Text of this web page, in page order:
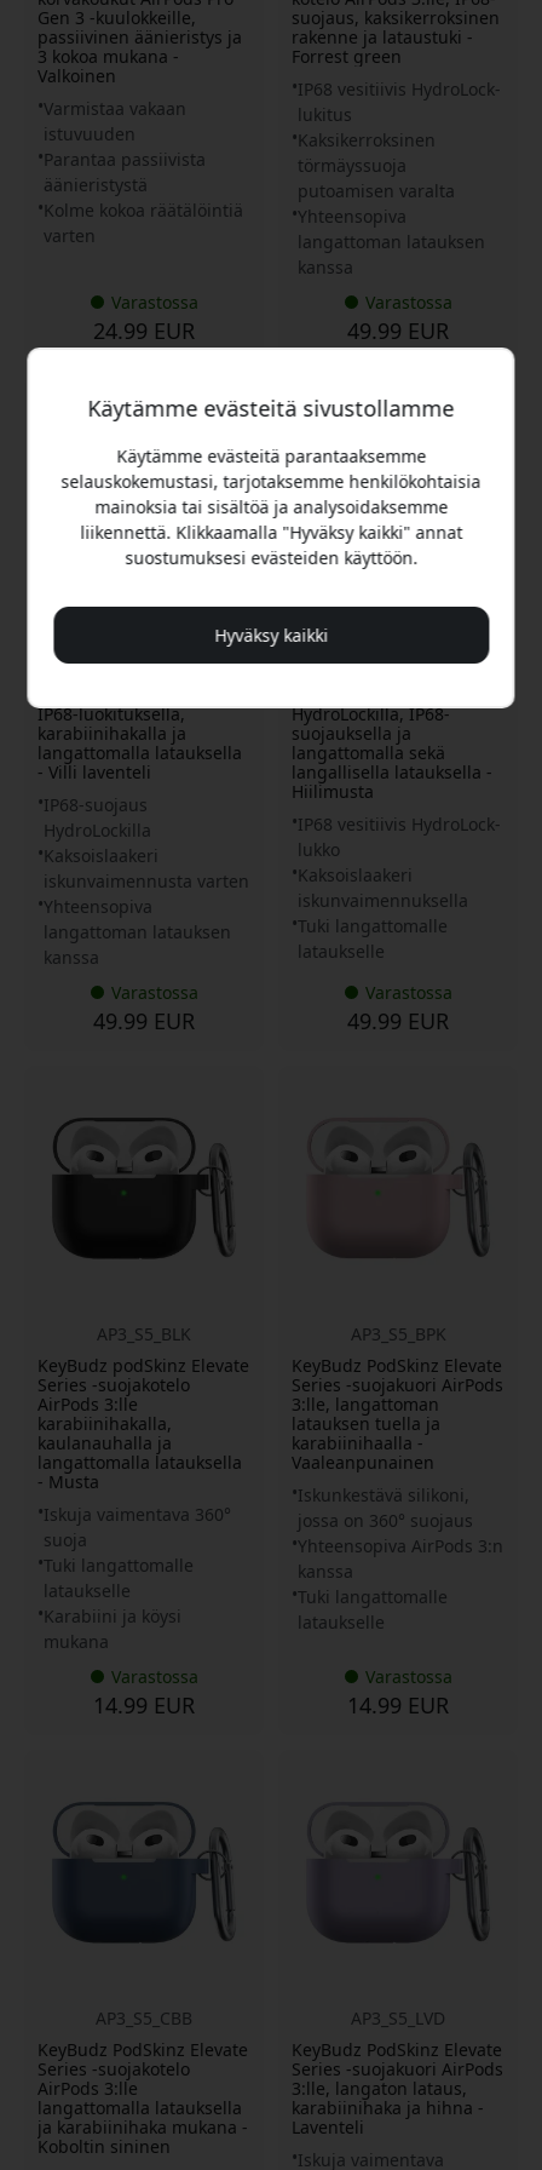
Gen 3 -kuulokkeille,
passiivinen äänieristys ja
3 kokoa mukana -
Valkoinen
Varmistaa vakaan
istuvuuden
Parantaa passiivista
äänieristystä
Kolme kokoa räätälöintiä
varten
Varastossa
24.99 EUR
suojaus, kaksikerroksinen
rakenne ja lataustuki -
Forrest green
IP68 vesitiivis HydroLock-
lukitus
Kaksikerroksinen
törmäyssuoja
putoamisen varalta
Yhteensopiva
langattoman latauksen
kanssa
Varastossa
49.99 EUR
IP68-luokituksella,
karabiinihakalla ja
langattomalla latauksella
- Villi laventeli
IP68-suojaus
HydroLockilla
Kaksoislaakeri
iskunvaimennusta varten
Yhteensopiva
langattoman latauksen
kanssa
Varastossa
49.99 EUR
HydroLockilla, IP68-
suojauksella ja
langattomalla sekä
langallisella latauksella -
Hiilimusta
IP68 vesitiivis HydroLock-
lukko
Kaksoislaakeri
iskunvaimennuksella
Tuki langattomalle
lataukselle
Varastossa
49.99 EUR
AP3_S5_BLK
KeyBudz podSkinz Elevate
Series -suojakotelo
AirPods 3:lle
karabiinihakalla,
kaulanauhalla ja
langattomalla latauksella
- Musta
Iskuja vaimentava 360°
suoja
Tuki langattomalle
lataukselle
Karabiini ja köysi
mukana
Varastossa
14.99 EUR
AP3_S5_BPK
KeyBudz PodSkinz Elevate
Series -suojakuori AirPods
3:lle, langattoman
latauksen tuella ja
karabiinihaalla -
Vaaleanpunainen
Iskunkestävä silikoni,
jossa on 360° suojaus
Yhteensopiva AirPods 3:n
kanssa
Tuki langattomalle
lataukselle
Varastossa
14.99 EUR
AP3_S5_CBB
KeyBudz PodSkinz Elevate
Series -suojakotelo
AirPods 3:lle
langattomalla latauksella
ja karabiinihaka mukana -
Koboltin sininen
AP3_S5_LVD
KeyBudz PodSkinz Elevate
Series -suojakuori AirPods
3:lle, langaton lataus,
karabiinihaka ja hihna -
Laventeli
Iskuja vaimentava
Käytämme evästeitä sivustollamme
Käytämme evästeitä parantaaksemme
selauskokemustasi, tarjotaksemme henkilökohtaisia
mainoksia tai sisältöä ja analysoidaksemme
liikennettä. Klikkaamalla "Hyväksy kaikki" annat
suostumuksesi evästeiden käyttöön.
Hyväksy kaikki